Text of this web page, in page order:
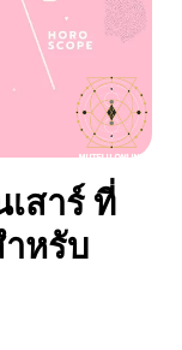
สาร์ ที่
หรับ